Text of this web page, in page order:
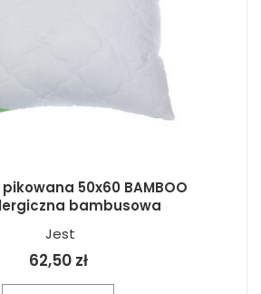
50x60 BAMBOO
bambusowa
Jest
62,50 zł